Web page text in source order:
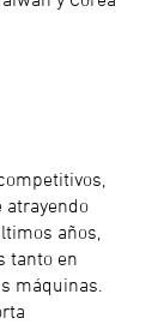
atrayendo
años,
tanto en
máquinas.